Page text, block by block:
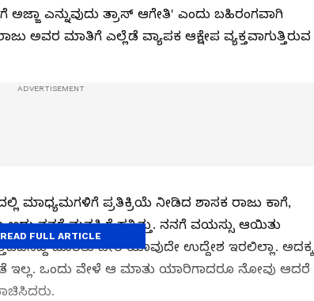
ಅಜ್ಜಾ ಎನ್ನುವುದು ತ್ರಾಸ್ ಆಗೇತಿ' ಎಂದು ಬಹಿರಂಗವಾಗಿ
ಅವರ ಮಾತಿಗೆ ಎಲ್ಲೆಡೆ ವ್ಯಾಪಕ ಆಕ್ಷೇಪ ವ್ಯಕ್ತವಾಗುತ್ತಿರುವ
ಮಾಧ್ಯಮಗಳಿಗೆ ಪ್ರತಿಕ್ರಿಯೆ ನೀಡಿದ‌ ಶಾಸಕ ರಾಜು ಕಾಗೆ,
ಆದು ನನಗೆ ಮನಸ್ಸಿಗೆ ಹತ್ತಿತ್ತು. ನನಗೆ ವಯಸ್ಸು ಆಯಿತು
ಹೊರತು ಬೇರೆ ಯಾವುದೇ ಉದ್ದೇಶ ಇರಲಿಲ್ಲಾ. ಅದಕ್ಕ
ಇಲ್ಲ. ಒಂದು ವೇಳೆ ಆ ಮಾತು ಯಾರಿಗಾದರೂ ನೋವು ಆದರೆ
READ FULL ARTICLE